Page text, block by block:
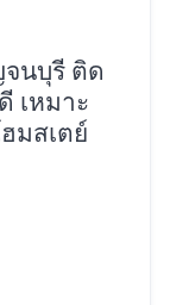
นบุรี ติด
เหมาะ
มสเตย์